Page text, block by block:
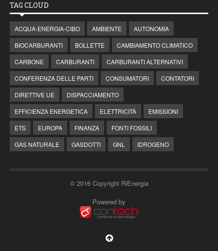
TAG CLOUD
ACQUA-ENERGIA-CIBO AMBIENTE
AUTONOMIA
BIOCARBURANTI
BOLLETTE
CAMBIAMENTO CLIMATICO
CARBONE
CARBURANTI
CARBURANTI ALTERNATIVI
CONFERENZA DELLE PARTI
CONSUMATORI
CONTATORI
DIRETTIVE UE
DISPACCIAMENTO
EFFICIENZA ENERGETICA
ELETTRICITÀ
EMISSIONI
ETS
EUROPA FINANZA
FONTI FOSSILI
GAS NATURALE
GASDOTTI GNL IDROGENO
© 2016 Copyright RiEnergia
Powered by